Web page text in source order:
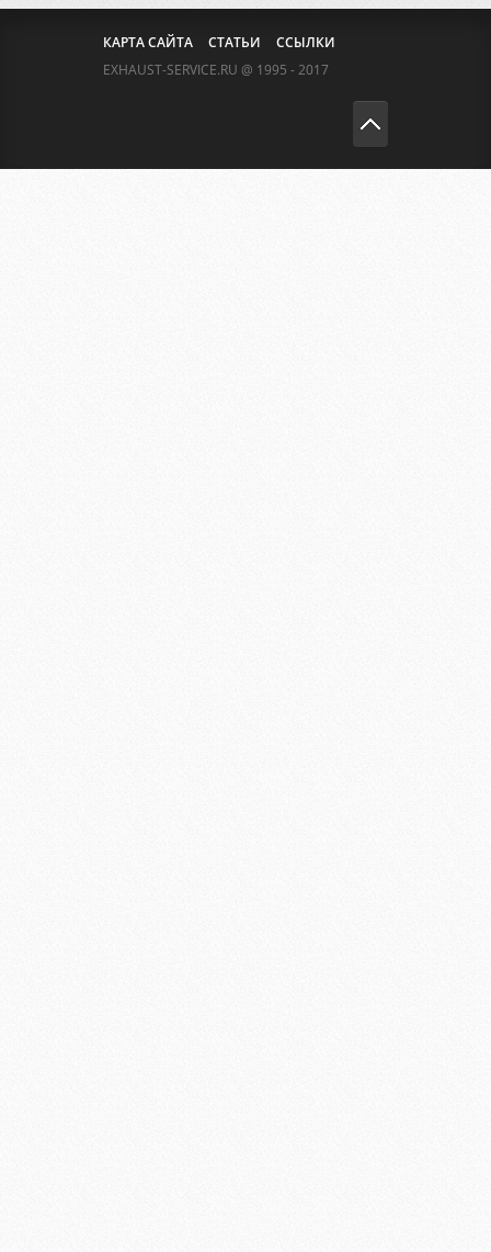
КАРТА САЙТА СТАТЬИ
ССЫЛКИ
EXHAUST-SERVICE.RU @ 1995 - 2017